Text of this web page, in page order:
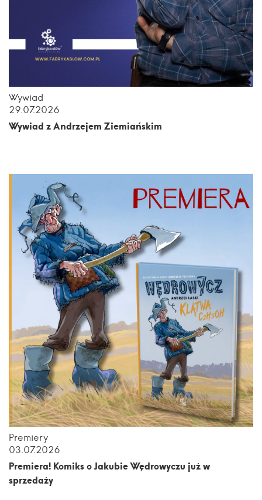
Wywiad
29.07.2026
Wywiad z Andrzejem Ziemiańskim
Premiery
03.07.2026
Premiera! Komiks o Jakubie Wędrowyczu już w
sprzedaży